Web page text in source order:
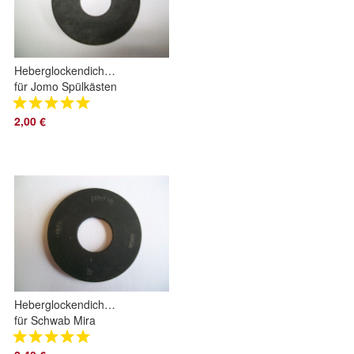
Heberglockendichtung
für Jomo Spülkästen
58 x 20,5 x 3 mm
Dichtung
2,00 €
Heberglockendichtung
für Schwab Mira
Spülkästen 64 x 24